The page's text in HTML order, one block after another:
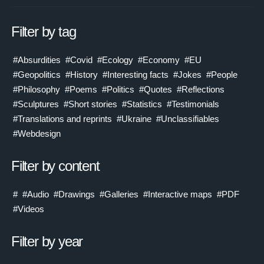
Filter by tag
#Absurdities #Covid #Ecology #Economy #EU
#Geopolitics #History #Interesting facts #Jokes #People
#Philosophy #Poems #Politics #Quotes #Reflections
#Sculptures #Short stories #Statistics #Testimonials
#Translations and reprints #Ukraine #Unclassifiables
#Webdesign
Filter by content
# #Audio #Drawings #Galleries #Interactive maps #PDF
#Videos
Filter by year